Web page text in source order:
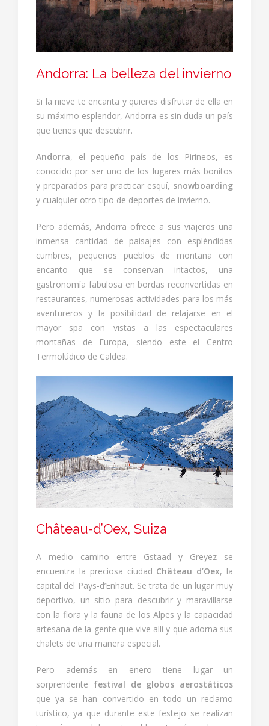
Andorra: La belleza del invierno
Si la nieve te encanta y quieres disfrutar de ella en
su máximo esplendor, Andorra es sin duda un país
que tienes que descubrir.
Andorra, el pequeño país de los Pirineos, es
conocido por ser uno de los lugares más bonitos
y preparados para practicar esquí, snowboarding
y cualquier otro tipo de deportes de invierno.
Pero además, Andorra ofrece a sus viajeros una
inmensa cantidad de paisajes con espléndidas
cumbres, pequeños pueblos de montaña con
encanto que se conservan intactos, una
gastronomía fabulosa en bordas reconvertidas en
restaurantes, numerosas actividades para los más
aventureros y la posibilidad de relajarse en el
mayor spa con vistas a las espectaculares
montañas de Europa, siendo este el Centro
Termolúdico de Caldea.
Château-d’Oex, Suiza
A medio camino entre Gstaad y Greyez se
encuentra la preciosa ciudad Château d’Oex, la
capital del Pays-d’Enhaut. Se trata de un lugar muy
deportivo, un sitio para descubrir y maravillarse
con la flora y la fauna de los Alpes y la capacidad
artesana de la gente que vive allí y que adorna sus
chalets de una manera especial.
Pero además en enero tiene lugar un
sorprendente festival de globos aerostáticos
que ya se han convertido en todo un reclamo
turístico, ya que durante este festejo se realizan